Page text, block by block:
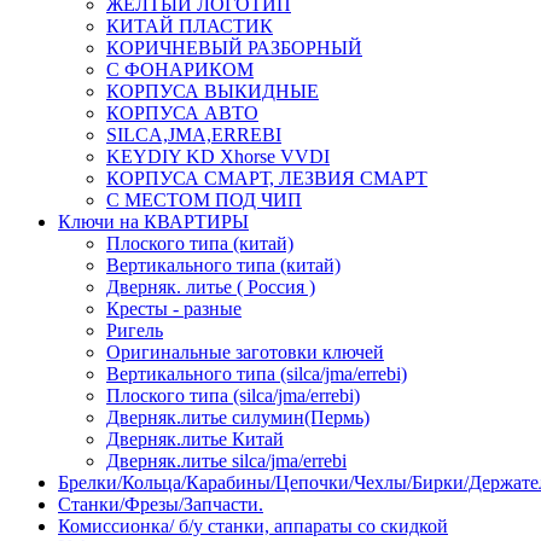
ЖЕЛТЫЙ ЛОГОТИП
КИТАЙ ПЛАСТИК
КОРИЧНЕВЫЙ РАЗБОРНЫЙ
С ФОНАРИКОМ
КОРПУСА ВЫКИДНЫЕ
КОРПУСА АВТО
SILCA,JMA,ERREBI
KEYDIY KD Xhorse VVDI
КОРПУСА СМАРТ, ЛЕЗВИЯ СМАРТ
С МЕСТОМ ПОД ЧИП
Ключи на КВАРТИРЫ
Плоского типа (китай)
Вертикального типа (китай)
Дверняк. литье ( Россия )
Кресты - разные
Ригель
Оригинальные заготовки ключей
Вертикального типа (silca/jma/errebi)
Плоского типа (silca/jma/errebi)
Дверняк.литье силумин(Пермь)
Дверняк.литье Китай
Дверняк.литье silca/jma/errebi
Брелки/Кольца/Карабины/Цепочки/Чехлы/Бирки/
Станки/Фрезы/Запчасти.
Комиссионка/ б/у станки, аппараты со скидкой